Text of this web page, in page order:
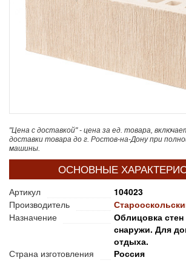
"Цена с доставкой" - цена за ед. товара,
доставки товара до г. Ростов-на-Дону при
машины.
ОСНОВНЫЕ
Артикул
104023
Производитель
Назначение
Облицовка стен
снаружи. Для
отдыха.
Страна изготовления
Россия